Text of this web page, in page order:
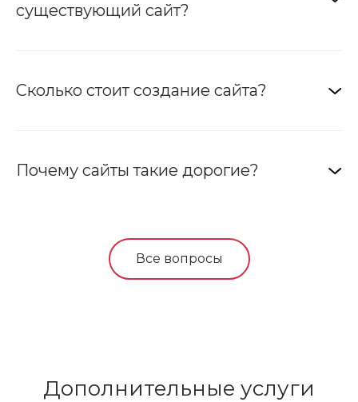
существующий сайт?
Сколько стоит создание сайта?
Почему сайты такие дорогие?
Все вопросы
Дополнительные услуги